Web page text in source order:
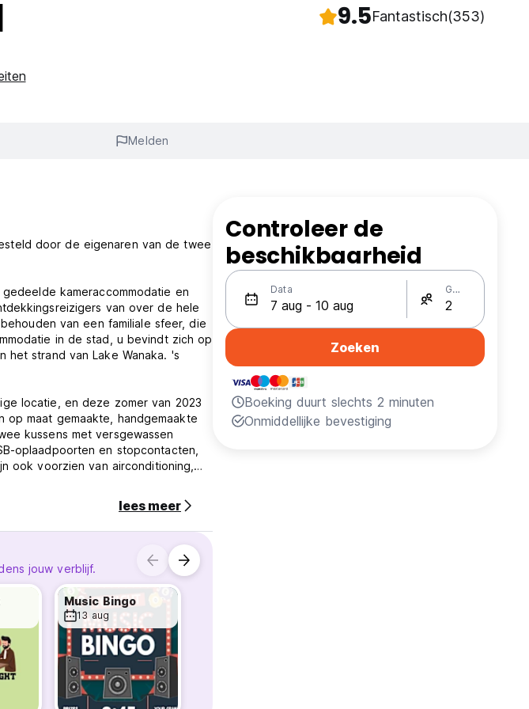
9.5Fantastisch(353)
Melden
door de eigenaren van de twee
kameraccommodatie en
van over de hele
van een familiale sfeer, die
in de stad, u bevindt zich op
het strand van Lake Wanaka. 's
locatie, en deze zomer van 2023
maat gemaakte, handgemaakte
kussens met versgewassen
oplaadpoorten en stopcontacten,
ook voorzien van airconditioning,
AW is een geweldige plek om
zijn super ruim voor zo'n klein
vrienden te ontmoeten. In onze
tot salademessen en kruiden!
u helpen bij het plannen van
de bagage van aankomende en
AW biedt ook heel veel
door de beste ideeën van
te plaatsen! We kunnen niet
lees meer
jouw verblijf.
Music Bingo
13 aug
Controleer de
beschikbaarheid
Data Gasten
Zoeken
Boeking duurt slechts 2 minuten
Onmiddellijke bevestiging